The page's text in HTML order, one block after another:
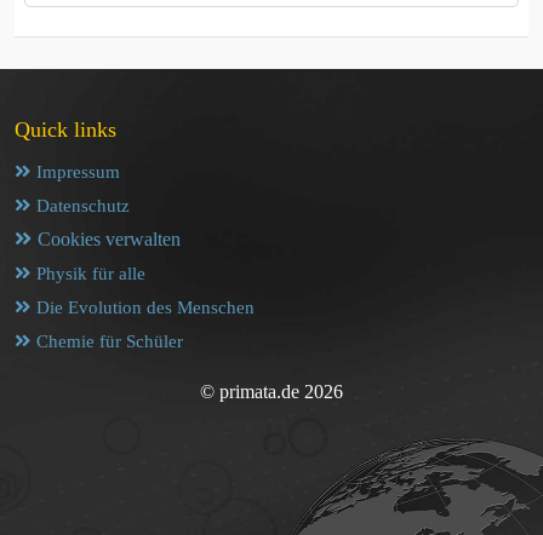
Quick links
Impressum
Datenschutz
Cookies verwalten
Physik für alle
Die Evolution des Menschen
Chemie für Schüler
© primata.de 2026